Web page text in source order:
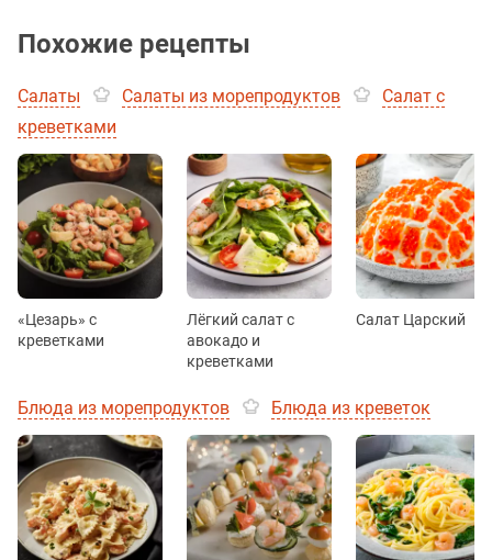
Похожие рецепты
Салаты Салаты из морепродуктов
Салат с
креветками
«Цезарь» с
креветками
Лёгкий салат с
авокадо и
креветками
Салат Царский
Блюда из морепродуктов Блюда из креветок